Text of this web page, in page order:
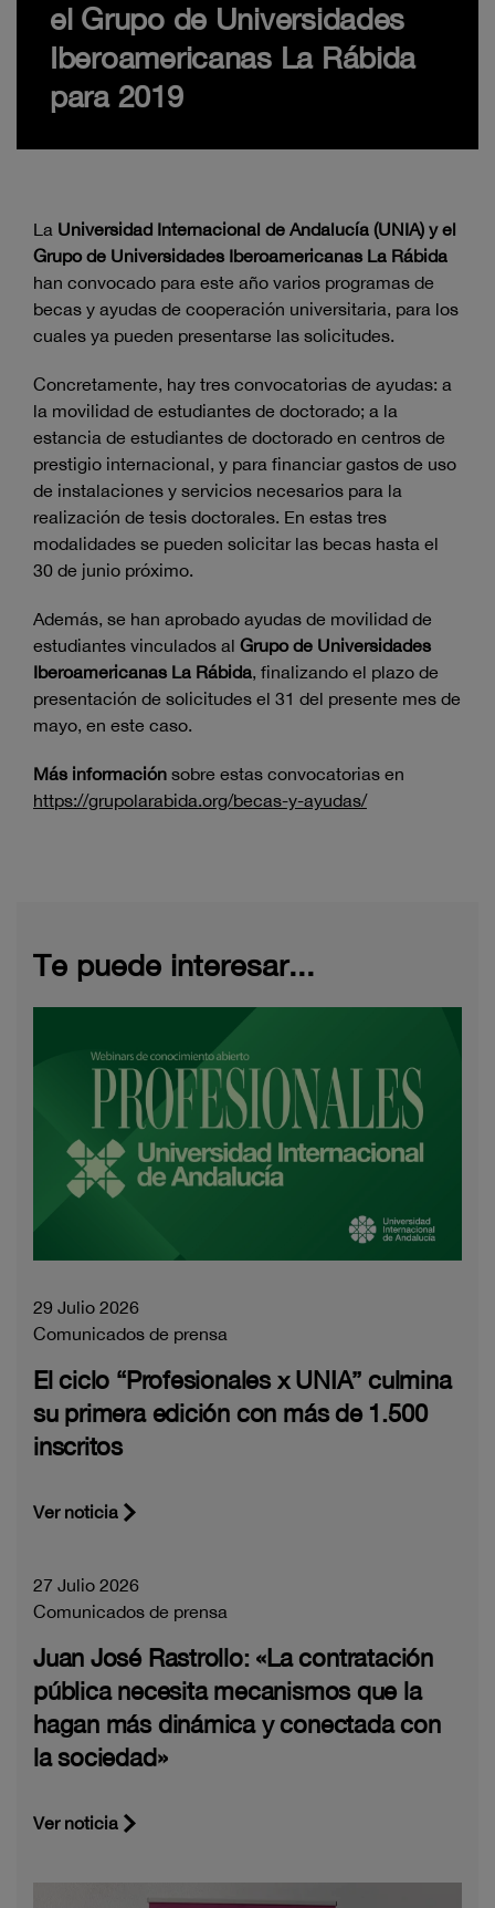
el Grupo de Universidades
Iberoamericanas La Rábida
para 2019
La Universidad Internacional de Andalucía (UNIA) y el
Grupo de Universidades Iberoamericanas La Rábida
han convocado para este año varios programas de
becas y ayudas de cooperación universitaria, para los
cuales ya pueden presentarse las solicitudes.
Concretamente, hay tres convocatorias de ayudas: a
la movilidad de estudiantes de doctorado; a la
estancia de estudiantes de doctorado en centros de
prestigio internacional, y para financiar gastos de uso
de instalaciones y servicios necesarios para la
realización de tesis doctorales. En estas tres
modalidades se pueden solicitar las becas hasta el
30 de junio próximo.
Además, se han aprobado ayudas de movilidad de
estudiantes vinculados al Grupo de Universidades
Iberoamericanas La Rábida, finalizando el plazo de
presentación de solicitudes el 31 del presente mes de
mayo, en este caso.
Más información sobre estas convocatorias en
https://grupolarabida.org/becas-y-ayudas/
Te puede interesar...
29 Julio 2026
Comunicados de prensa
El ciclo “Profesionales x UNIA” culmina
su primera edición con más de 1.500
inscritos
Ver noticia
27 Julio 2026
Comunicados de prensa
Juan José Rastrollo: «La contratación
pública necesita mecanismos que la
hagan más dinámica y conectada con
la sociedad»
Ver noticia